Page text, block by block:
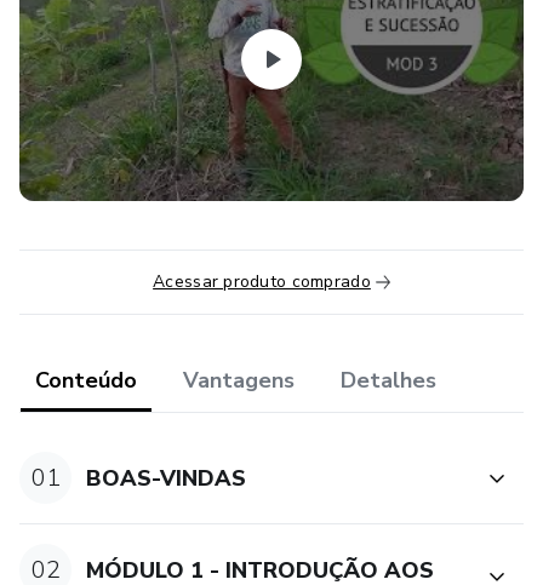
Acessar produto comprado
Conteúdo Vantagens Detalhes
01 BOAS-VINDAS
02
MÓDULO 1 - INTRODUÇÃO AOS